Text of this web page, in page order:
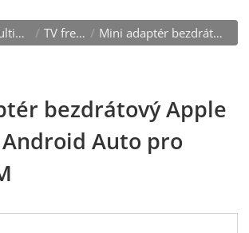
Multimediální adaptéry / TV free odblok. obrazu / Mini adaptér bezdrátový Apple CarPlay / Android Auto pro rádia OEM
bezdrátový Apple
Auto pro